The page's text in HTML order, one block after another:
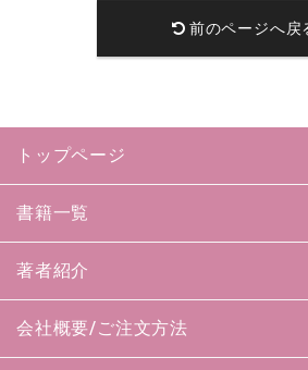
前のページへ戻
トップページ
書籍一覧
著者紹介
会社概要/ご注文方法